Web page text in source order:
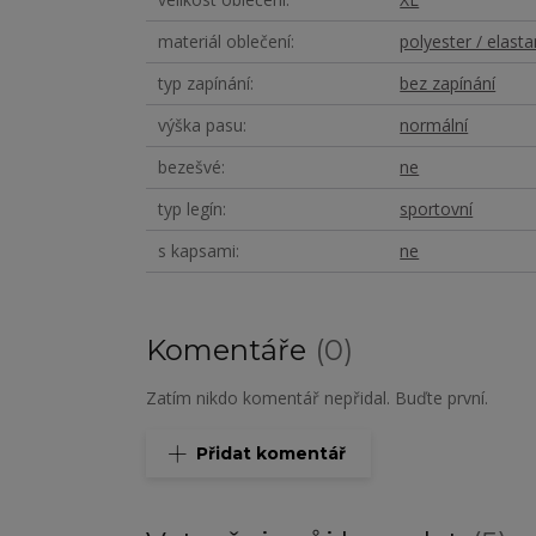
materiál oblečení
polyester /
typ zapínání
bez zapínání
výška pasu
normální
bezešvé
ne
typ legín
sportovní
s kapsami
ne
Komentáře 0
Zatím nikdo komentář nepřidal. Buďte první.
Přidat komentář